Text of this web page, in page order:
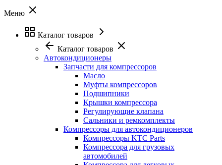
Меню
Каталог товаров
Каталог товаров
Автокондиционеры
Запчасти для компрессоров
Масло
Муфты компрессоров
Подшипники
Крышки компрессора
Регулирующие клапана
Сальники и ремкомплекты
Компрессоры для автокондиционеров
Компрессоры KTC Parts
Компрессора для грузовых
автомобилей